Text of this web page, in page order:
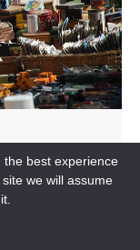
the best experience
we will assume